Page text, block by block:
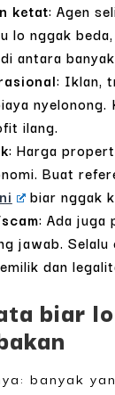
ketat: Agen
lo nggak
antara
: Iklan,
nyelonong.
ilang.
: Harga
Buat
biar nggak
: Ada juga
jawab.
dan
biar
banyak